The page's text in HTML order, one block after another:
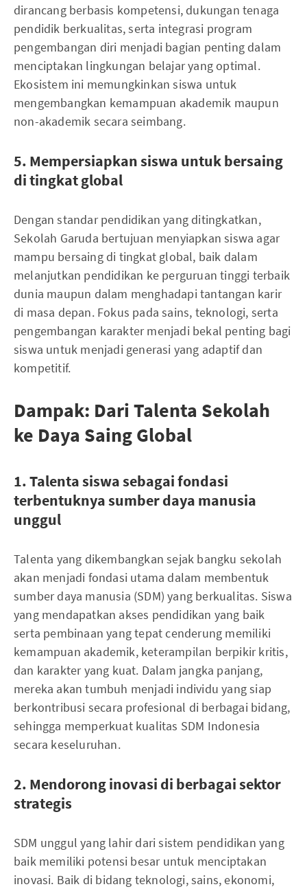
dirancang berbasis kompetensi, dukungan tenaga
pendidik berkualitas, serta integrasi program
pengembangan diri menjadi bagian penting dalam
menciptakan lingkungan belajar yang optimal.
Ekosistem ini memungkinkan siswa untuk
mengembangkan kemampuan akademik maupun
non-akademik secara seimbang.
5. Mempersiapkan siswa untuk bersaing
di tingkat global
Dengan standar pendidikan yang ditingkatkan,
Sekolah Garuda bertujuan menyiapkan siswa agar
mampu bersaing di tingkat global, baik dalam
melanjutkan pendidikan ke perguruan tinggi terbaik
dunia maupun dalam menghadapi tantangan karir
di masa depan. Fokus pada sains, teknologi, serta
pengembangan karakter menjadi bekal penting bagi
siswa untuk menjadi generasi yang adaptif dan
kompetitif.
Dampak: Dari Talenta Sekolah
ke Daya Saing Global
1. Talenta siswa sebagai fondasi
terbentuknya sumber daya manusia
unggul
Talenta yang dikembangkan sejak bangku sekolah
akan menjadi fondasi utama dalam membentuk
sumber daya manusia (SDM) yang berkualitas. Siswa
yang mendapatkan akses pendidikan yang baik
serta pembinaan yang tepat cenderung memiliki
kemampuan akademik, keterampilan berpikir kritis,
dan karakter yang kuat. Dalam jangka panjang,
mereka akan tumbuh menjadi individu yang siap
berkontribusi secara profesional di berbagai bidang,
sehingga memperkuat kualitas SDM Indonesia
secara keseluruhan.
2. Mendorong inovasi di berbagai sektor
strategis
SDM unggul yang lahir dari sistem pendidikan yang
baik memiliki potensi besar untuk menciptakan
inovasi. Baik di bidang teknologi, sains, ekonomi,